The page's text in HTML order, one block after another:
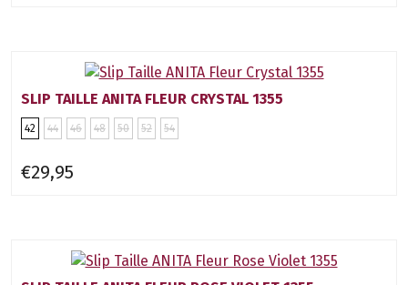
SLIP TAILLE ANITA FLEUR CRYSTAL 1355
42 44 46 48 50 52 54
€29,95